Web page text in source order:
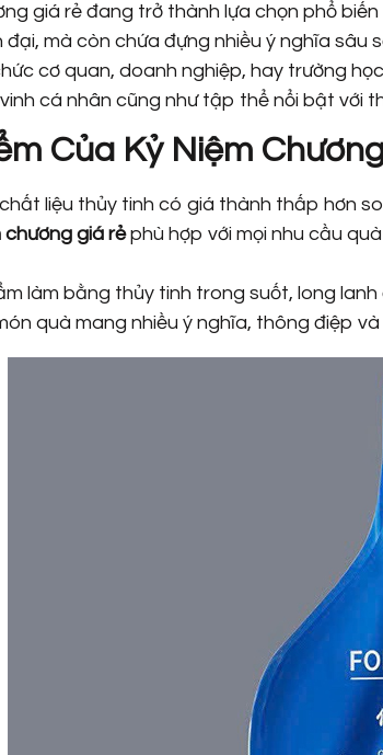
giá rẻ đang trở thành lựa chọn phổ
đại, mà còn chứa đựng nhiều ý nghĩa
cơ quan, doanh nghiệp, hay trường
cá nhân cũng như tập thể nổi bật với
Của Kỷ Niệm
liệu thủy tinh có giá thành thấp hơn
chương giá rẻphù hợp với mọi nhu cầu
làm bằng thủy tinh trong suốt, long
quà mang nhiều ý nghĩa, thông điệp